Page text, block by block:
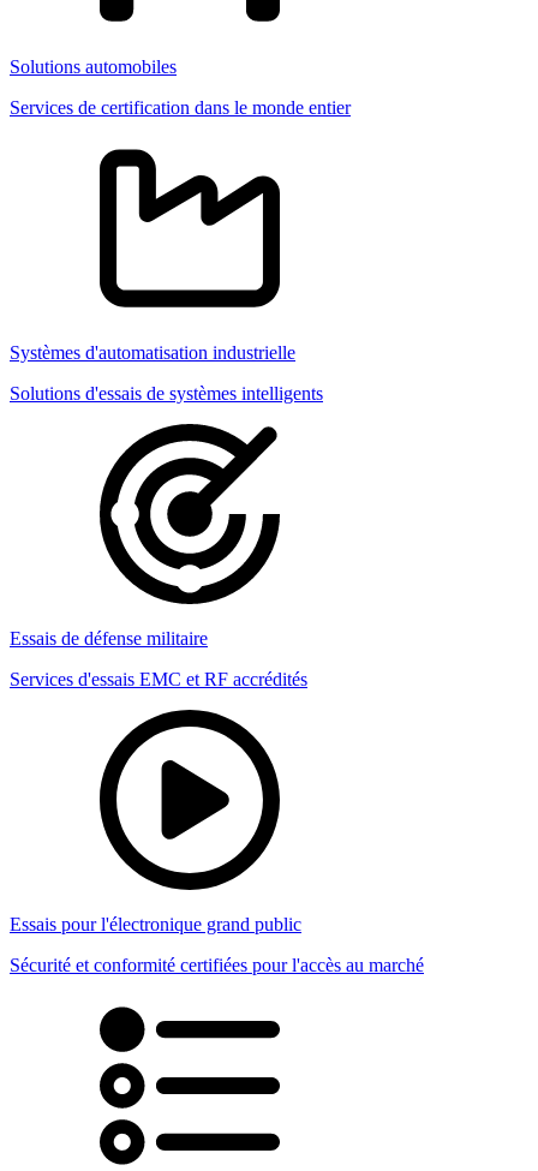
Solutions automobiles
Services de certification dans le monde entier
Systèmes d'automatisation industrielle
Solutions d'essais de systèmes intelligents
Essais de défense militaire
Services d'essais EMC et RF accrédités
Essais pour l'électronique grand public
Sécurité et conformité certifiées pour l'accès au marché